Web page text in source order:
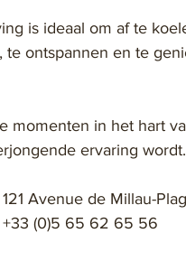
is ideaal om af te
te ontspannen en te
momenten in het hart
ervaring wordt.
121 Avenue de Millau-
+33 (0)5 65 62 65 56